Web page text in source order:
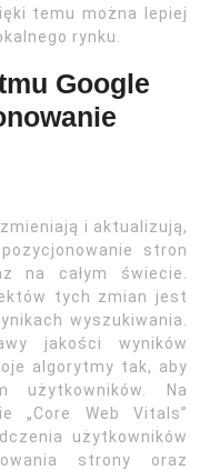
temu można lepiej
rynku.
Google
i aktualizują,
stron
na całym świecie.
tych zmian jest
wyszukiwania.
jakości wyników
algorytmy tak, aby
użytkowników. Na
„Core Web Vitals”
użytkowników
strony oraz